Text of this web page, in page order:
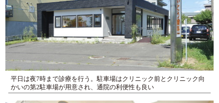
平日は夜7時まで診療を行う。駐車場はクリニック前とクリニック向
かいの第2駐車場が用意され、通院の利便性も良い